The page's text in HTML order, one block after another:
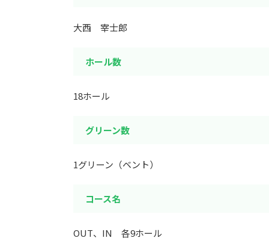
大西 宰士郎
ホール数
18ホール
グリーン数
1グリーン（ベント）
コース名
OUT、IN 各9ホール